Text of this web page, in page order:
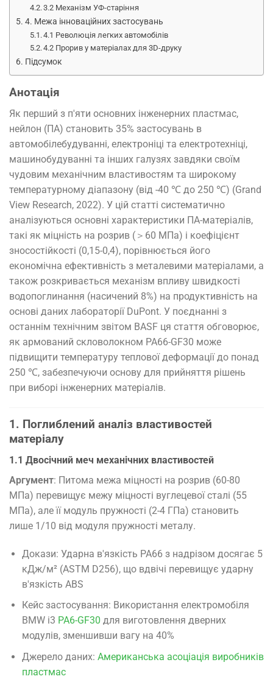
3.2 Механізм УФ-старіння
4. Межа інноваційних застосувань
4.1 Революція легких автомобілів
4.2 Прорив у матеріалах для 3D-друку
Підсумок
Анотація
Як перший з п'яти основних інженерних пластмас,
нейлон (ПА) становить 35% застосувань в
автомобілебудуванні, електроніці та електротехніці,
машинобудуванні та інших галузях завдяки своїм
чудовим механічним властивостям та широкому
температурному діапазону (від -40 ℃ до 250 ℃) (Grand
View Research, 2022). У цій статті систематично
аналізуються основні характеристики ПА-матеріалів,
такі як міцність на розрив (＞60 МПа) і коефіцієнт
зносостійкості (0,15-0,4), порівнюється його
економічна ефективність з металевими матеріалами, а
також розкривається механізм впливу швидкості
водопоглинання (насичений 8%) на продуктивність на
основі даних лабораторії DuPont. У поєднанні з
останнім технічним звітом BASF ця стаття обговорює,
як армований скловолокном PA66-GF30 може
підвищити температуру теплової деформації до понад
250 ℃, забезпечуючи основу для прийняття рішень
при виборі інженерних матеріалів.
1. Поглиблений аналіз властивостей
матеріалу
1.1 Двосічний меч механічних властивостей
Аргумент: Питома межа міцності на розрив (60-80
МПа) перевищує межу міцності вуглецевої сталі (55
МПа), але її модуль пружності (2-4 ГПа) становить
лише 1/10 від модуля пружності металу.
Докази: Ударна в'язкість PA66 з надрізом досягає 5
кДж/м² (ASTM D256), що вдвічі перевищує ударну
в'язкість ABS
Кейс застосування: Використання електромобіля
BMW i3 PA6-GF30 для виготовлення дверних
модулів, зменшивши вагу на 40%
Джерело даних: Американська асоціація виробників
пластмас